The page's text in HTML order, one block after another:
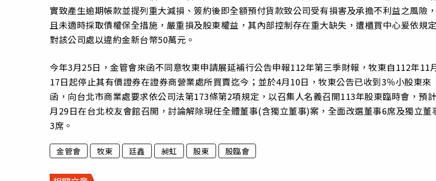
實致產生逾期帳款並提列重大減損、簽約後即全額預付貨款致公司受有損害及承擔不利益之風險
且未適時採取債權保全措施，嚴重損及股東權益，其內部控制存在重大缺失，遭櫃買中心爰依規
對該公司處以違約金新台幣50萬元。
今年3月25日，金管會來函不同意牧東申請展延補行公告申報112年第三季財報，牧東自112年11
17日起停止其有價證券在證券商營業處所買賣迄今；並於4月10日，牧東公告已收到3％小股東來
函，向台北市商業處要求依公司法第173條第2項規定，以召集人名義召開113年股東臨時會，預
月29日在台北校友會館召開，討論解除現任全體董事(含獨立董事)案，全面改選董事6席及獨立董
3席。
金管會 牧東 廷鑫 昶虹 股東 股臨會